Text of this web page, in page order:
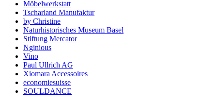
Möbelwerkstatt
Tscharland Manufaktur
by Christine
Naturhistorisches Museum Basel
Stiftung Mercator
Nginious
Vino
Paul Ullrich AG
Xiomara Accessoires
economiesuisse
SOULDANCE